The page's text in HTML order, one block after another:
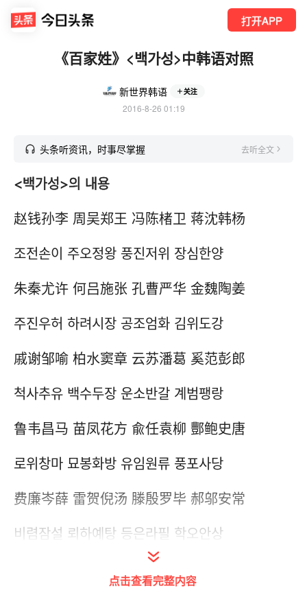
打开APP
《百家姓》<백가성>中韩语对照
新世界韩语 关注
2016-8-26 01:19
头条听资讯，时事尽掌握 去听全文
<백가성>의 내용
赵钱孙李 周吴郑王 冯陈楮卫 蒋沈韩杨
조전손이 주오정왕 풍진저위 장심한양
朱秦尤许 何吕施张 孔曹严华 金魏陶姜
주진우허 하려시장 공조엄화 김위도강
戚谢邹喻 柏水窦章 云苏潘葛 奚范彭郎
척사추유 백수두장 운소반갈 계범팽랑
鲁韦昌马 苗凤花方 兪任袁柳 酆鲍史唐
로위창마 묘봉화방 유임원류 풍포사당
费廉岑薛 雷贺倪汤 滕殷罗毕 郝邬安常
비렴잠설 뢰하예탕 등은라필 학오안상
点击查看完整内容